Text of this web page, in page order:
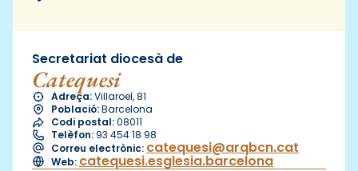
Secretariat diocesà de
Catequesi
Adreça:Villaroel, 81
Població:Barcelona
Codi postal:08011
Telèfon: 93 454 18 98
Correu electrònic: catequesi@arqbcn.cat
Web: catequesi.esglesia.barcelona